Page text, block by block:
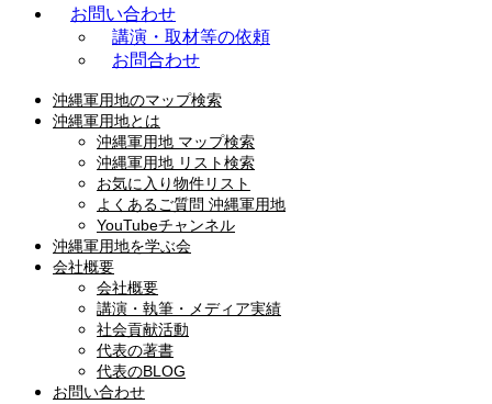
お問い合わせ
講演・取材等の依頼
お問合わせ
沖縄軍用地のマップ検索
沖縄軍用地とは
沖縄軍用地 マップ検索
沖縄軍用地 リスト検索
お気に入り物件リスト
よくあるご質問 沖縄軍用地
YouTubeチャンネル
沖縄軍用地を学ぶ会
会社概要
会社概要
講演・執筆・メディア実績
社会貢献活動
代表の著書
代表のBLOG
お問い合わせ